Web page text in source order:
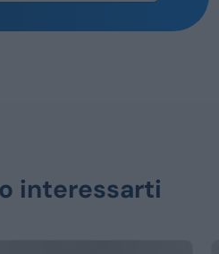
interessarti